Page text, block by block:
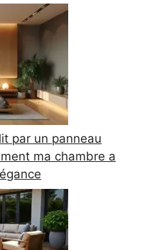
par un panneau
ma chambre a